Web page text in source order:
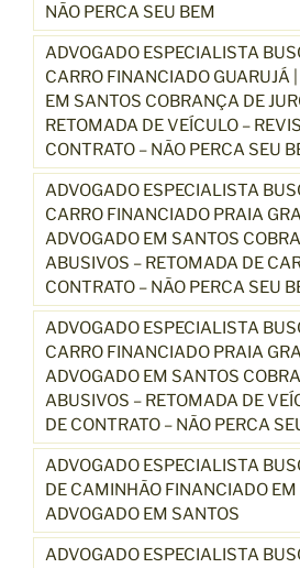
NÃO PERCA SEU BEM
ADVOGADO ESPECIALISTA
CARRO FINANCIADO GUARUJÁ
EM SANTOS COBRANÇA DE
RETOMADA DE VEÍCULO –
CONTRATO – NÃO PERCA SEU
ADVOGADO ESPECIALISTA
CARRO FINANCIADO PRAIA
ADVOGADO EM SANTOS
ABUSIVOS – RETOMADA DE
CONTRATO – NÃO PERCA SEU
ADVOGADO ESPECIALISTA
CARRO FINANCIADO PRAIA
ADVOGADO EM SANTOS
ABUSIVOS – RETOMADA DE
DE CONTRATO – NÃO PERCA
ADVOGADO ESPECIALISTA
DE CAMINHÃO FINANCIADO EM
ADVOGADO EM SANTOS
ADVOGADO ESPECIALISTA